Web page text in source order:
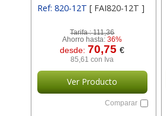
Ref: 820-12T [ FAI820-12T ]
Tarifa :111,36
Ahorro hasta:36%
desde: 70,75€
85,61 con Iva
Ver Producto
Comparar